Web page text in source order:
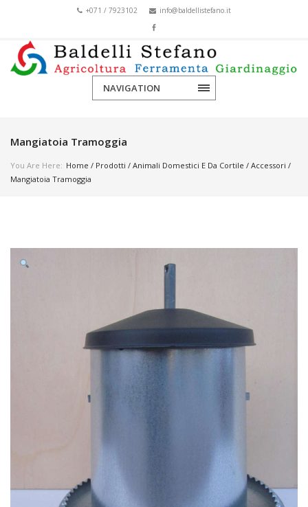
+071 / 7923102 info@baldellistefano.it
NAVIGATION
Mangiatoia Tramoggia
You Are Here: Home / Prodotti / Animali Domestici E Da Cortile / Accessori /
Mangiatoia Tramoggia